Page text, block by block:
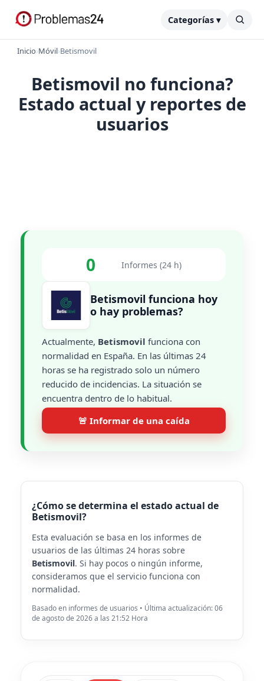
Categorías ▾
Inicio›Móvil›Betismovil
Betismovil no funciona?
Estado actual y reportes de
usuarios
0 Informes (24 h)
Betismovil funciona hoy
o hay problemas?
Actualmente, Betismovil funciona con
normalidad en España. En las últimas 24
horas se ha registrado solo un número
reducido de incidencias. La situación se
encuentra dentro de lo habitual.
🚨 Informar de una caída
¿Cómo se determina el estado actual de
Betismovil?
Esta evaluación se basa en los informes de
usuarios de las últimas 24 horas sobre
Betismovil. Si hay pocos o ningún informe,
consideramos que el servicio funciona con
normalidad.
Basado en informes de usuarios • Última actualización: 06
de agosto de 2026 a las 21:52 Hora